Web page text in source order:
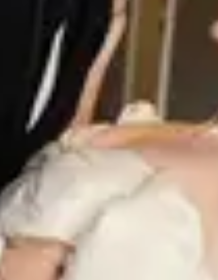
Reprenez vos soirées. Développez votre
entreprise.
Rejoignez des milliers d'entreprises qui utilisent Aperty pour
automatiser leurs workflows.
Commencer
Questions fréquentes
Quelles sont les fonctionnalités uniques de l'éditeur de portraits
L'éditeur de portraits IA Aperty propose une gamme unique d'outils
pour sublimer vos portraits en toute simplicité. Vous y trouverez des
fonctionnalités conçues pour créer des portraits exceptionnels :
remodelage, retouche, suppression des imperfections, ajout de